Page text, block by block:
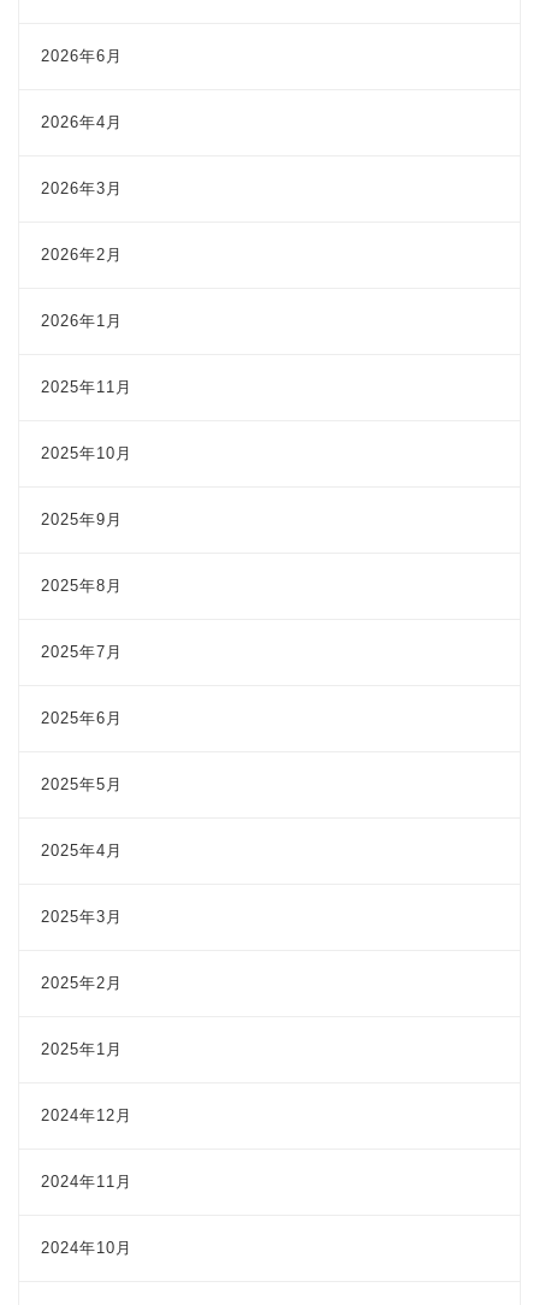
2026年6月
2026年4月
2026年3月
2026年2月
2026年1月
2025年11月
2025年10月
2025年9月
2025年8月
2025年7月
2025年6月
2025年5月
2025年4月
2025年3月
2025年2月
2025年1月
2024年12月
2024年11月
2024年10月